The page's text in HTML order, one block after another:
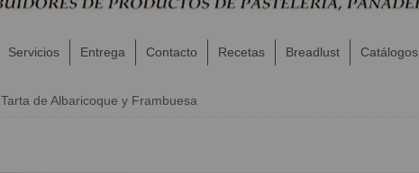
Servicios Entrega Contacto Recetas Breadlust Catálogos
Tarta de Albaricoque y Frambuesa